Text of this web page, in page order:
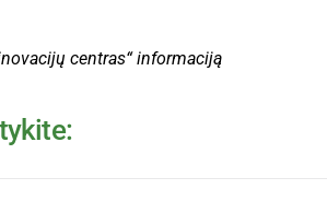
centras“ informaciją